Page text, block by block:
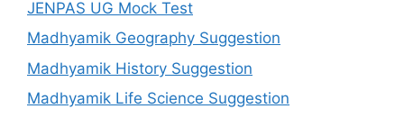
JENPAS UG Mock Test
Madhyamik Geography Suggestion
Madhyamik History Suggestion
Madhyamik Life Science Suggestion